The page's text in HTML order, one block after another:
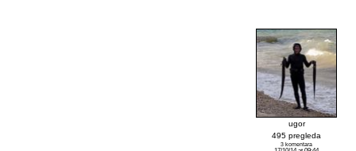
ugor
495 pregleda
3 komentara